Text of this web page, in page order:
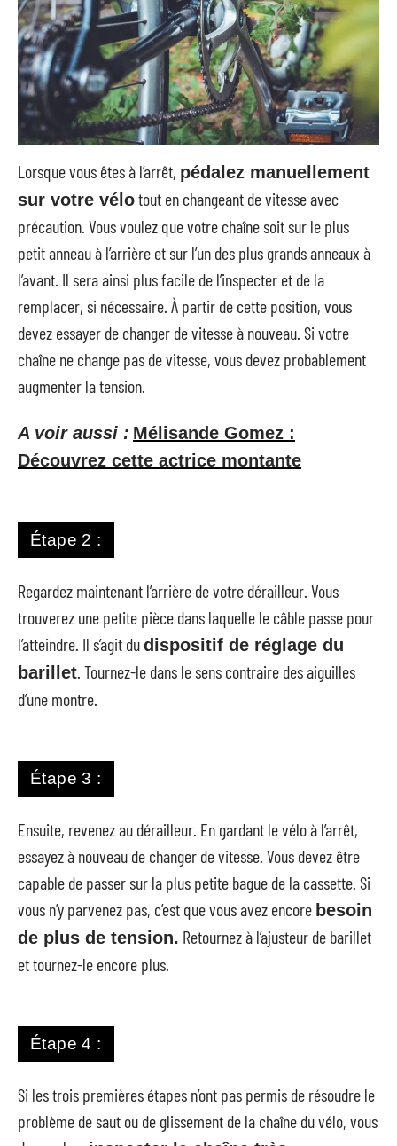
Lorsque vous êtes à l’arrêt, pédalez manuellement
sur votre vélotout en changeant de vitesse avec
précaution. Vous voulez que votre chaîne soit sur le plus
petit anneau à l’arrière et sur l’un des plus grands anneaux à
l’avant. Il sera ainsi plus facile de l’inspecter et de la
remplacer, si nécessaire. À partir de cette position, vous
devez essayer de changer de vitesse à nouveau. Si votre
chaîne ne change pas de vitesse, vous devez probablement
augmenter la tension.
A voir aussi : Mélisande Gomez :
Découvrez cette actrice montante
Étape 2 :
Regardez maintenant l’arrière de votre dérailleur. Vous
trouverez une petite pièce dans laquelle le câble passe pour
l’atteindre. Il s’agit dudispositif de réglage du
barillet. Tournez-le dans le sens contraire des aiguilles
d’une montre.
Étape 3 :
Ensuite, revenez au dérailleur. En gardant le vélo à l’arrêt,
essayez à nouveau de changer de vitesse. Vous devez être
capable de passer sur la plus petite bague de la cassette. Si
vous n’y parvenez pas, c’est que vous avez encore besoin
de plus de tension. Retournez à l’ajusteur de barillet
et tournez-le encore plus.
Étape 4 :
Si les trois premières étapes n’ont pas permis de résoudre le
problème de saut ou de glissement de la chaîne du vélo, vous